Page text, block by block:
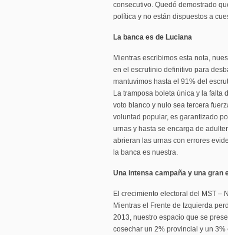
consecutivo. Quedó demostrado
política y no están dispuestos a
La banca es de Luciana
Mientras escribimos esta nota,
en el escrutinio definitivo para
mantuvimos hasta el 91% del
La tramposa boleta única y la falta
voto blanco y nulo sea tercera
voluntad popular, es garantizado
urnas y hasta se encarga de
abrieran las urnas con errores
la banca es nuestra.
Una intensa campaña y una gran
El crecimiento electoral del MST –
Mientras el Frente de Izquierda
2013, nuestro espacio que se
cosechar un 2% provincial y un